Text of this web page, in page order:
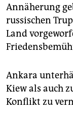
Annäherung
russischen
Land
Ankara
Kiew als auch
Konflikt zu